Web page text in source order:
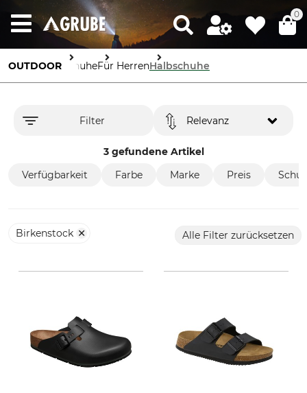
0
OUTDOOR SchuheFür HerrenHalbschuhe
Filter
3 gefundene Artikel
Relevanz
Verfügbarkeit Farbe Marke Preis
Birkenstock Alle Filter zurücksetzen